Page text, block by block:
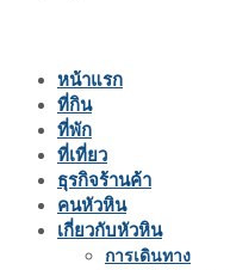
หน้าแรก
ที่กิน
ที่พัก
ที่เที่ยว
ธุรกิจร้านค้า
คนหัวหิน
เกี่ยวกับหัวหิน
การเดินทาง